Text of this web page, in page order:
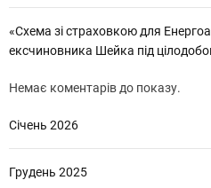
«Схема зі страховкою для
ексчиновника Шейка під
Немає коментарів до показу.
Січень 2026
Грудень 2025